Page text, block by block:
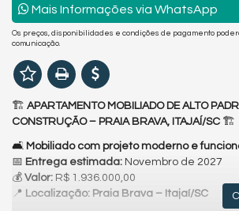
Mais Informações via WhatsApp
Os preços, disponibilidades e condições de pagamento
comunicação.
🏗️ APARTAMENTO MOBILIADO DE ALTO
CONSTRUÇÃO – PRAIA BRAVA, ITAJAÍ/SC 🏗️
🛋️ Mobiliado com projeto moderno e
📅 Entrega estimada: Novembro de 2027
💰 Valor: R$ 1.936.000,00
📍 Localização: Praia Brava – Itajaí/SC